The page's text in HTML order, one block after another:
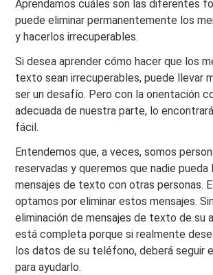
Aprendamos cuáles son las diferentes
puede eliminar permanentemente los
y hacerlos irrecuperables.
Si desea aprender cómo hacer que los
texto sean irrecuperables, puede llevar
ser un desafío. Pero con la orientación
adecuada de nuestra parte, lo
fácil.
Entendemos que, a veces, somos
reservadas y queremos que nadie pueda
mensajes de texto con otras personas.
optamos por eliminar estos mensajes.
eliminación de mensajes de texto de su
está completa porque si realmente
los datos de su teléfono, deberá seguir
para ayudarlo.